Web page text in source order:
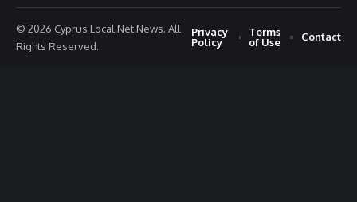
© 2026 Cyprus Local Net News. All
Rights Reserved.
Privacy
Policy
Terms
of Use
Contact